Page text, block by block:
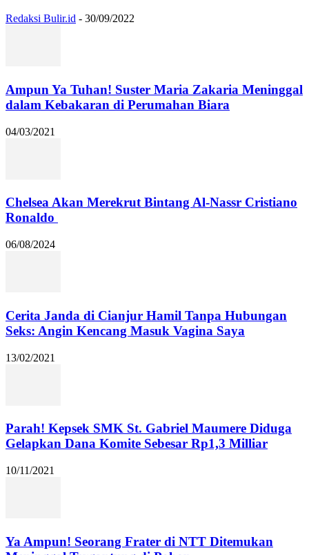
Redaksi Bulir.id - 30/09/2022
Ampun Ya Tuhan! Suster Maria Zakaria Meninggal
dalam Kebakaran di Perumahan Biara
04/03/2021
Chelsea Akan Merekrut Bintang Al-Nassr Cristiano
Ronaldo
06/08/2024
Cerita Janda di Cianjur Hamil Tanpa Hubungan
Seks: Angin Kencang Masuk Vagina Saya
13/02/2021
Parah! Kepsek SMK St. Gabriel Maumere Diduga
Gelapkan Dana Komite Sebesar Rp1,3 Milliar
10/11/2021
Ya Ampun! Seorang Frater di NTT Ditemukan